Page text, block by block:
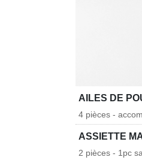
AILES DE
4 pièces -
ASSIETTE
2 pièces - 1pc